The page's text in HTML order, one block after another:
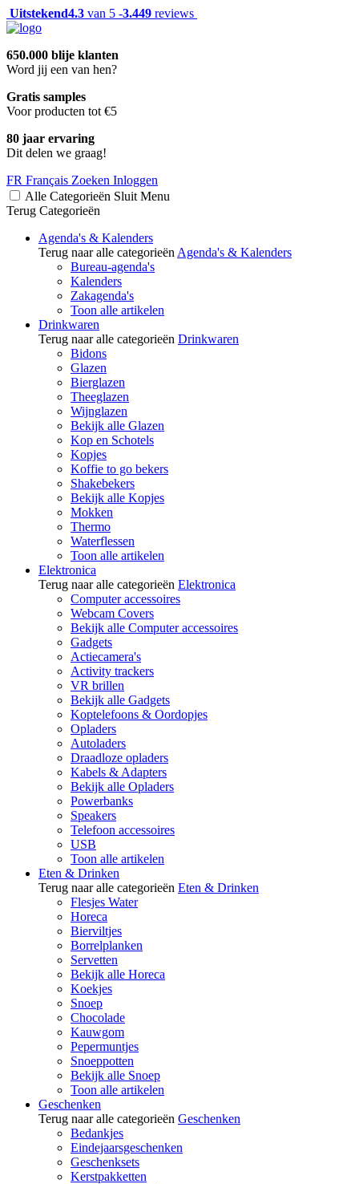
Uitstekend4.3 van 5 -3.449 reviews
650.000 blije klanten
Word jij een van hen?
Gratis samples
Voor producten tot €5
80 jaar ervaring
Dit delen we graag!
FR Français Zoeken Inloggen
Alle Categorieën Sluit Menu
Terug Categorieën
Agenda's & Kalenders
Terug naar alle categorieën Agenda's & Kalenders
Bureau-agenda's
Kalenders
Zakagenda's
Toon alle artikelen
Drinkwaren
Terug naar alle categorieën Drinkwaren
Bidons
Glazen
Bierglazen
Theeglazen
Wijnglazen
Bekijk alle Glazen
Kop en Schotels
Kopjes
Koffie to go bekers
Shakebekers
Bekijk alle Kopjes
Mokken
Thermo
Waterflessen
Toon alle artikelen
Elektronica
Terug naar alle categorieën Elektronica
Computer accessoires
Webcam Covers
Bekijk alle Computer accessoires
Gadgets
Actiecamera's
Activity trackers
VR brillen
Bekijk alle Gadgets
Koptelefoons & Oordopjes
Opladers
Autoladers
Draadloze opladers
Kabels & Adapters
Bekijk alle Opladers
Powerbanks
Speakers
Telefoon accessoires
USB
Toon alle artikelen
Eten & Drinken
Terug naar alle categorieën Eten & Drinken
Flesjes Water
Horeca
Bierviltjes
Borrelplanken
Servetten
Bekijk alle Horeca
Koekjes
Snoep
Chocolade
Kauwgom
Pepermuntjes
Snoeppotten
Bekijk alle Snoep
Toon alle artikelen
Geschenken
Terug naar alle categorieën Geschenken
Bedankjes
Eindejaarsgeschenken
Geschenksets
Kerstpakketten